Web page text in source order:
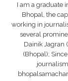
I am a graduate
Bhopal, the
working in
several
Dainik Jagran
(Bhopal);